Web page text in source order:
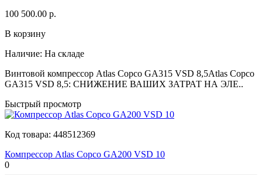
100 500.00 р.
В корзину
Наличие: На складе
Винтовой компрессор Atlas Copco GA315 VSD 8,5Atlas Copco
GA315 VSD 8,5: СНИЖЕНИЕ ВАШИХ ЗАТРАТ НА ЭЛЕ..
Быстрый просмотр
Код товара: 448512369
Компрессор Atlas Copco GA200 VSD 10
0